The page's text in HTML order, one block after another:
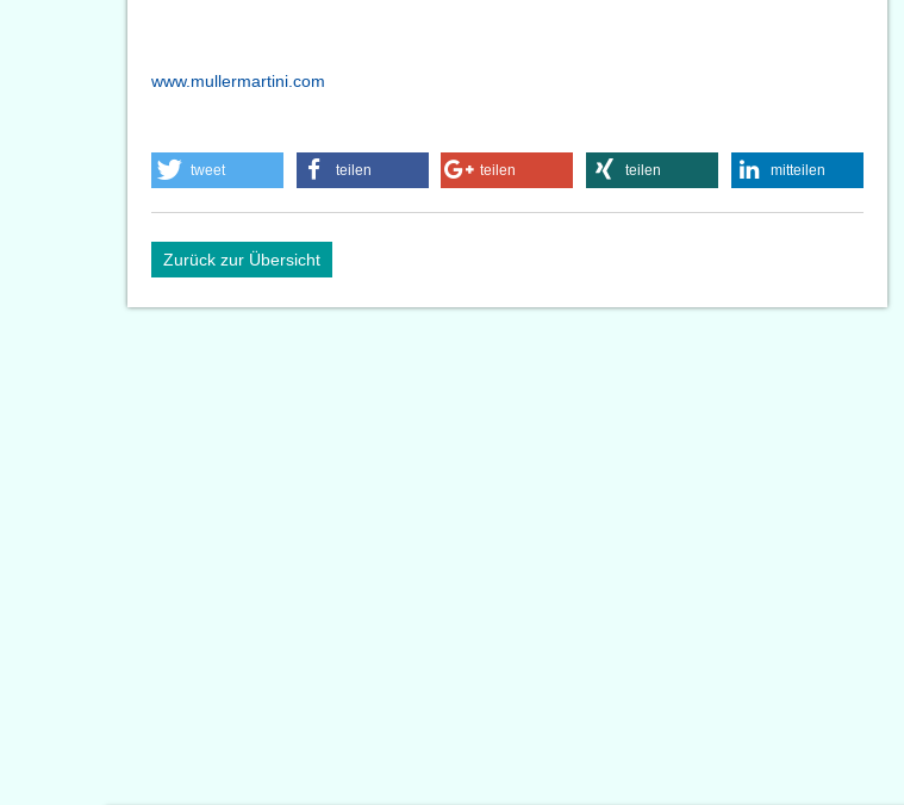
www.mullermartini.com
tweet teilen teilen teilen mitteilen
Zurück zur Übersicht